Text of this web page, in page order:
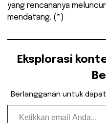
yang rencananya
mendatang. (*)
Eksplorasi
Berlangganan untuk
Ketikkan email Anda...